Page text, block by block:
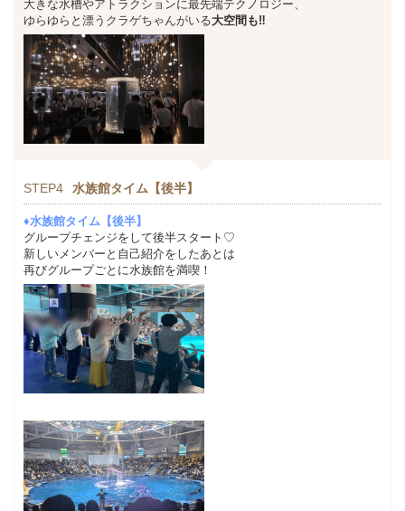
大きな水槽やアトラクションに最先端テクノロジー、
ゆらゆらと漂うクラゲちゃんがいる大空間も‼
STEP4 水族館タイム【後半】
♦水族館タイム【後半】
グループチェンジをして後半スタート♡
新しいメンバーと自己紹介をしたあとは
再びグループごとに水族館を満喫！